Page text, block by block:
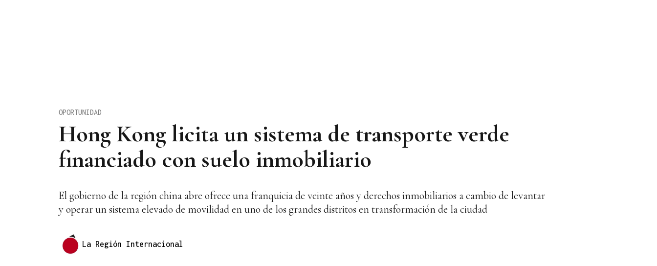
Hong Kong licita un sistema de transporte verde
financiado con suelo inmobiliario
OPORTUNIDAD
El gobierno de la región china abre ofrece una franquicia de veinte años y derechos inmobiliarios a cambio de levantar
y operar un sistema elevado de movilidad en uno de los grandes distritos en transformación de la ciudad
La Región Internacional